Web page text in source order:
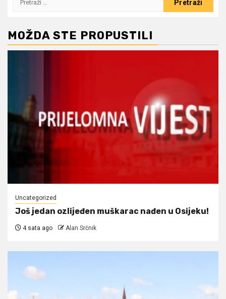
MOŽDA STE PROPUSTILI
Uncategorized
Još jedan ozlijeđen muškarac nađen u Osijeku!
4 sata ago Alan Srčnik